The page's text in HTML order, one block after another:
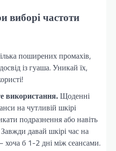
виборі частоти
поширених промахів,
із гуаша. Уникай їх,
використання.Щоденні
на чутливій шкірі
подразнення або навіть
давай шкірі час на
хоча б 1-2 дні між сеансами.